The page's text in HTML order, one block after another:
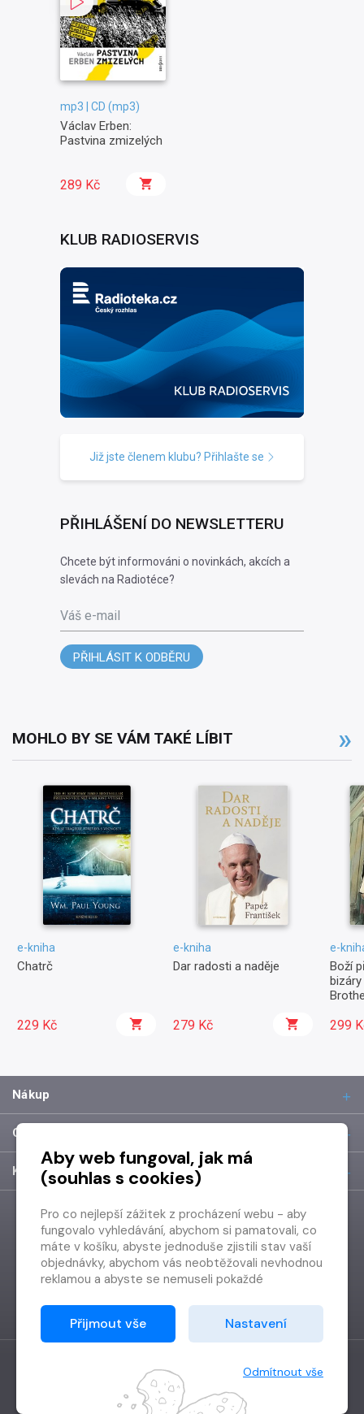
mp3 | CD (mp3)
Václav Erben:
Pastvina zmizelých
289 Kč
KLUB RADIOSERVIS
Již jste členem klubu? Přihlašte se
PŘIHLÁŠENÍ DO NEWSLETTERU
Chcete být informováni o novinkách, akcích a
slevách na Radiotéce?
Váš e-mail
PŘIHLÁSIT K ODBĚRU
MOHLO BY SE VÁM TAKÉ LÍBIT
e-kniha
Chatrč
229 Kč
e-kniha
Dar radosti a naděje
279 Kč
e-
Boží
299
Nákup
O společnosti
Kontakt
Vytvořilo Grand IT s.r.o.
Copyright © 2026 Radioservis a.s.
Aby web fungoval, jak má
(souhlas s cookies)
Pro co nejlepší zážitek z procházení webu - aby
fungovalo vyhledávání, abychom si pamatovali, co
máte v košíku, abyste jednoduše zjistili stav vaší
objednávky, abychom vás neobtěžovali nevhodnou
reklamou a abyste se nemuseli pokaždé
Proto od vás potřebujeme souhlas se
zpracováním souborů cookies
Děkujeme, že nám ho dáte a pomůžete nám tak
Přijmout vše Nastavení
Odmítnout vše